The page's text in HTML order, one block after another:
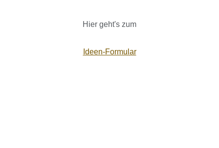
Hier geht's zum
Ideen-Formular